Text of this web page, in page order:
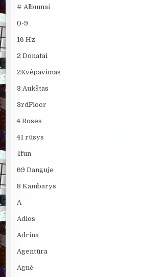
# Albumai
0-9
16 Hz
2 Donatai
2Kvėpavimas
3 Aukštas
3rdFloor
4 Roses
41 rūsys
4fun
69 Danguje
8 Kambarys
A
Adios
Adrina
Agentūra
Agnė